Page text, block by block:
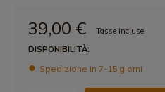
39,00 €
Tasse incluse
DISPONIBILITÀ:
Spedizione in 7-15 giorni